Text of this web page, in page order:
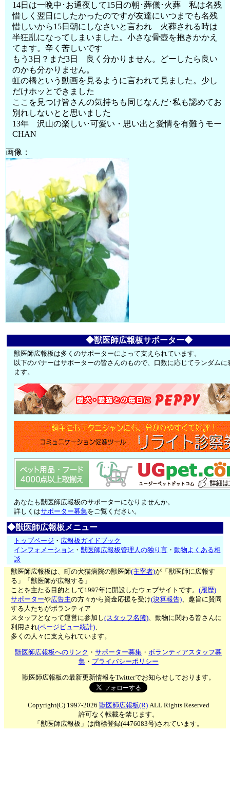
14日は一晩中･お通夜して15日の朝･葬儀･火葬 私は名残
惜しく翌日にしたかったのですが友達にいつまでも名残
惜しいから15日朝にしなさいと言われ 火葬される時は
半狂乱になってしまいました。小さな骨壺を抱きかかえ
てます。辛く苦しいです
もう3日？まだ3日 良く分かりません。どーしたら良い
のかも分かりません。
虹の橋という動画を見るように言われて見ました。少し
だけホッとできました
ここを見つけ皆さんの気持ちも同じなんだ･私も認めてお
別れしないとと思いました
13年 沢山の楽しい･可愛い・思い出と愛情を有難うモー
CHAN
画像：
◆獣医師広報板サポーター◆
獣医師広報板は多くのサポーターによって支えられています。
以下のバナーはサポーターの皆さんのもので、口数に応じてランダムに
ます。
あなたも獣医師広報板のサポーターになりませんか。
詳しくはサポーター募集をご覧ください。
◆獣医師広報板メニュー
トップページ ・ 広報板ガイドブック
インフォメーション ・獣医師広報板管理人の独り言 ・動物よくある相
談
獣医師広報板は、町の犬猫病院の獣医師(主宰者)が「獣医師に広報す
る」「獣医師が広報する」
ことを主たる目的として1997年に開設したウェブサイトです。(履歴)
サポーターや広告主の方々から資金応援を受け(決算報告)、趣旨に賛同
する人たちがボランティア
スタッフとなって運営に参加し(スタッフ名簿)、動物に関わる皆さんに
利用され(ページビュー統計)、
多くの人々に支えられています。
獣医師広報板へのリンク ・サポーター募集 ・ボランティアスタッフ募
集・ プライバシーポリシー
獣医師広報板の最新更新情報をTwitterでお知らせしております。
Copyright(C) 1997-2026 獣医師広報板(R)ALL Rights Reserved
許可なく転載を禁じます。
「獣医師広報板」は商標登録(4476083号)されています。